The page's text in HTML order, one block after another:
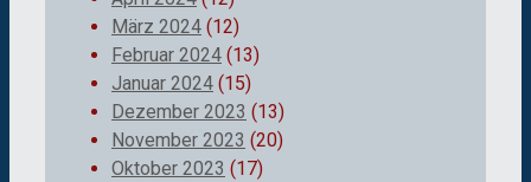
März 2024 (12)
Februar 2024 (13)
Januar 2024 (15)
Dezember 2023 (13)
November 2023 (20)
Oktober 2023 (17)